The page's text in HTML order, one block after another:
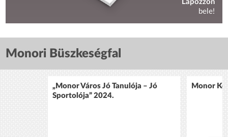
Lapozzon
bele!
Monori Büszkeségfal
„Monor Város Jó Tanulója – Jó
Sportolója” 2024.
Monor